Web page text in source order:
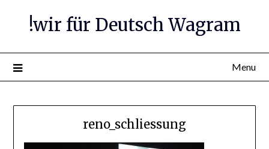
!wir für Deutsch Wagram
Menu
reno_schliessung